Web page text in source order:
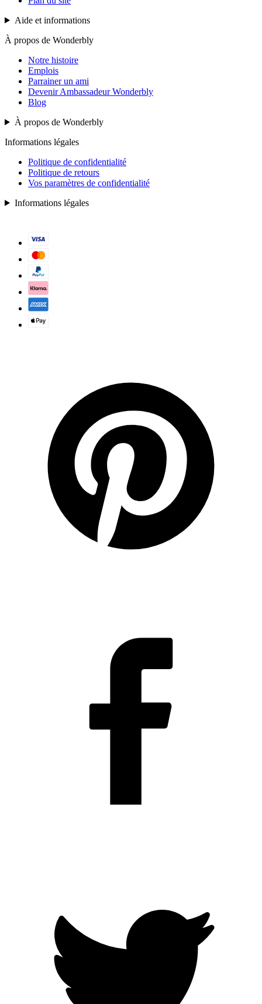
Aide et informations
À propos de Wonderbly
Notre histoire
Emplois
Parrainer un ami
Devenir Ambassadeur Wonderbly
Blog
À propos de Wonderbly
Informations légales
Politique de confidentialité
Politique de retours
Vos paramètres de confidentialité
Informations légales